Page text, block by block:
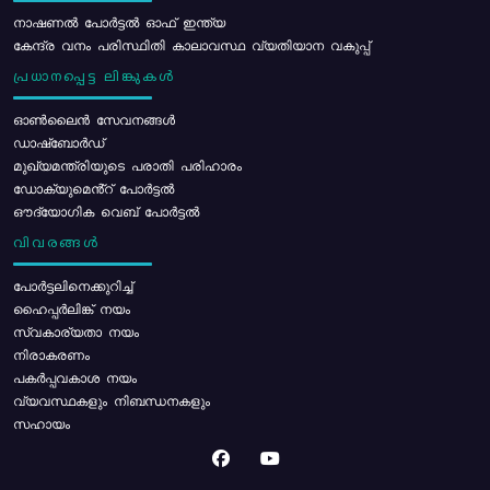
നാഷണൽ പോർട്ടൽ ഓഫ് ഇന്ത്യ
കേന്ദ്ര വനം പരിസ്ഥിതി കാലാവസ്ഥ വ്യതിയാന വകുപ്പ്
പ്രധാനപ്പെട്ട ലിങ്കുകൾ
ഓൺലൈൻ സേവനങ്ങൾ
ഡാഷ്ബോർഡ്
മുഖ്യമന്ത്രിയുടെ പരാതി പരിഹാരം
ഡോക്യുമെൻ്റ് പോർട്ടൽ
ഔദ്യോഗിക വെബ് പോർട്ടൽ
വിവരങ്ങൾ
പോര്‍ട്ടലിനെക്കുറിച്ച്
ഹൈപ്പർലിങ്ക് നയം
സ്വകാര്യതാ നയം
നിരാകരണം
പകർപ്പവകാശ നയം
വ്യവസ്ഥകളും നിബന്ധനകളും
സഹായം